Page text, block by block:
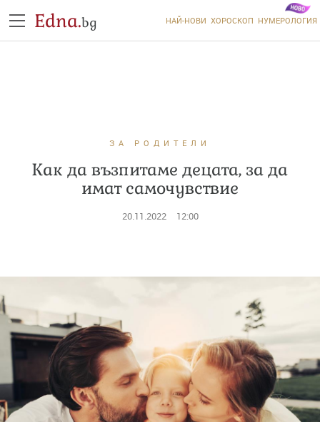
Edna.bg НАЙ-НОВИ ХОРОСКОП НУМЕРОЛОГИЯ
ЗА РОДИТЕЛИ
Как да възпитаме децата, за да
имат самочувствие
20.11.2022 12:00